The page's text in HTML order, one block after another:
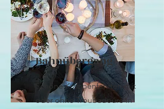
Bahnübergang
Schöne Krabbenfahrten mit
oder ohne Troubadoure in